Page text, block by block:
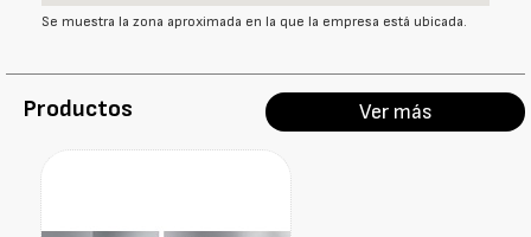
Se muestra la zona aproximada en la que la empresa está ubicada.
Productos Ver más